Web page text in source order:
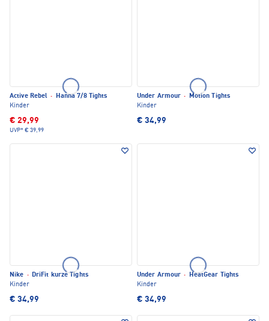
Active Rebel ·
Hanna 7/8 Tights
Kinder
€ 29,99
UVP* € 39,99
Under Armour ·
Motion Tights
Kinder
€ 34,99
Nike · DriFit kurze Tights
Kinder
€ 34,99
Under Armour ·
HeatGear Tights
Kinder
€ 34,99